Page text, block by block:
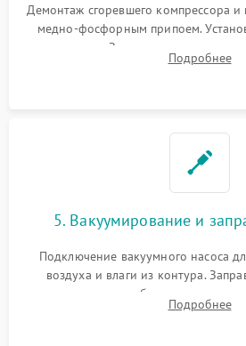
Демонтаж сгоревшего компрессора и
медно-фосфорным припоем.
осушителя. Замена изношенных
сломанных заслонок илиПодробнее
5. Вакуумирование и
Подключение вакуумного насоса
воздуха и влаги из контура.
дозированным объемом
электронным весам. КонтрольПодробнее